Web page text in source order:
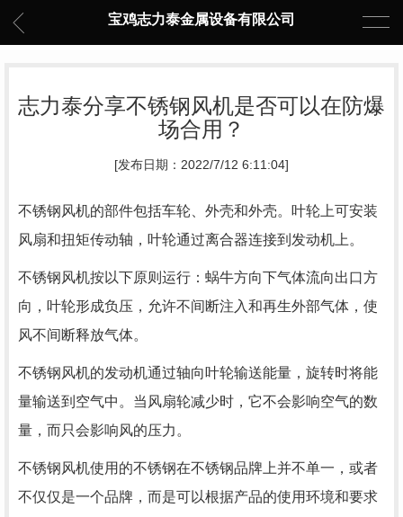
宝鸡志力泰金属设备有限公司
志力泰分享不锈钢风机是否可以在防爆
场合用？
[发布日期：2022/7/12 6:11:04]
不锈钢风机的部件包括车轮、外壳和外壳。叶轮上可安装
风扇和扭矩传动轴，叶轮通过离合器连接到发动机上。
不锈钢风机按以下原则运行：蜗牛方向下气体流向出口方
向，叶轮形成负压，允许不间断注入和再生外部气体，使
风不间断释放气体。
不锈钢风机的发动机通过轴向叶轮输送能量，旋转时将能
量输送到空气中。当风扇轮减少时，它不会影响空气的数
量，而只会影响风的压力。
不锈钢风机使用的不锈钢在不锈钢品牌上并不单一，或者
不仅仅是一个品牌，而是可以根据产品的使用环境和要求